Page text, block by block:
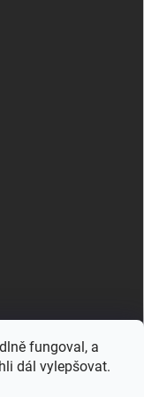
fungoval, a
dál vylepšovat.